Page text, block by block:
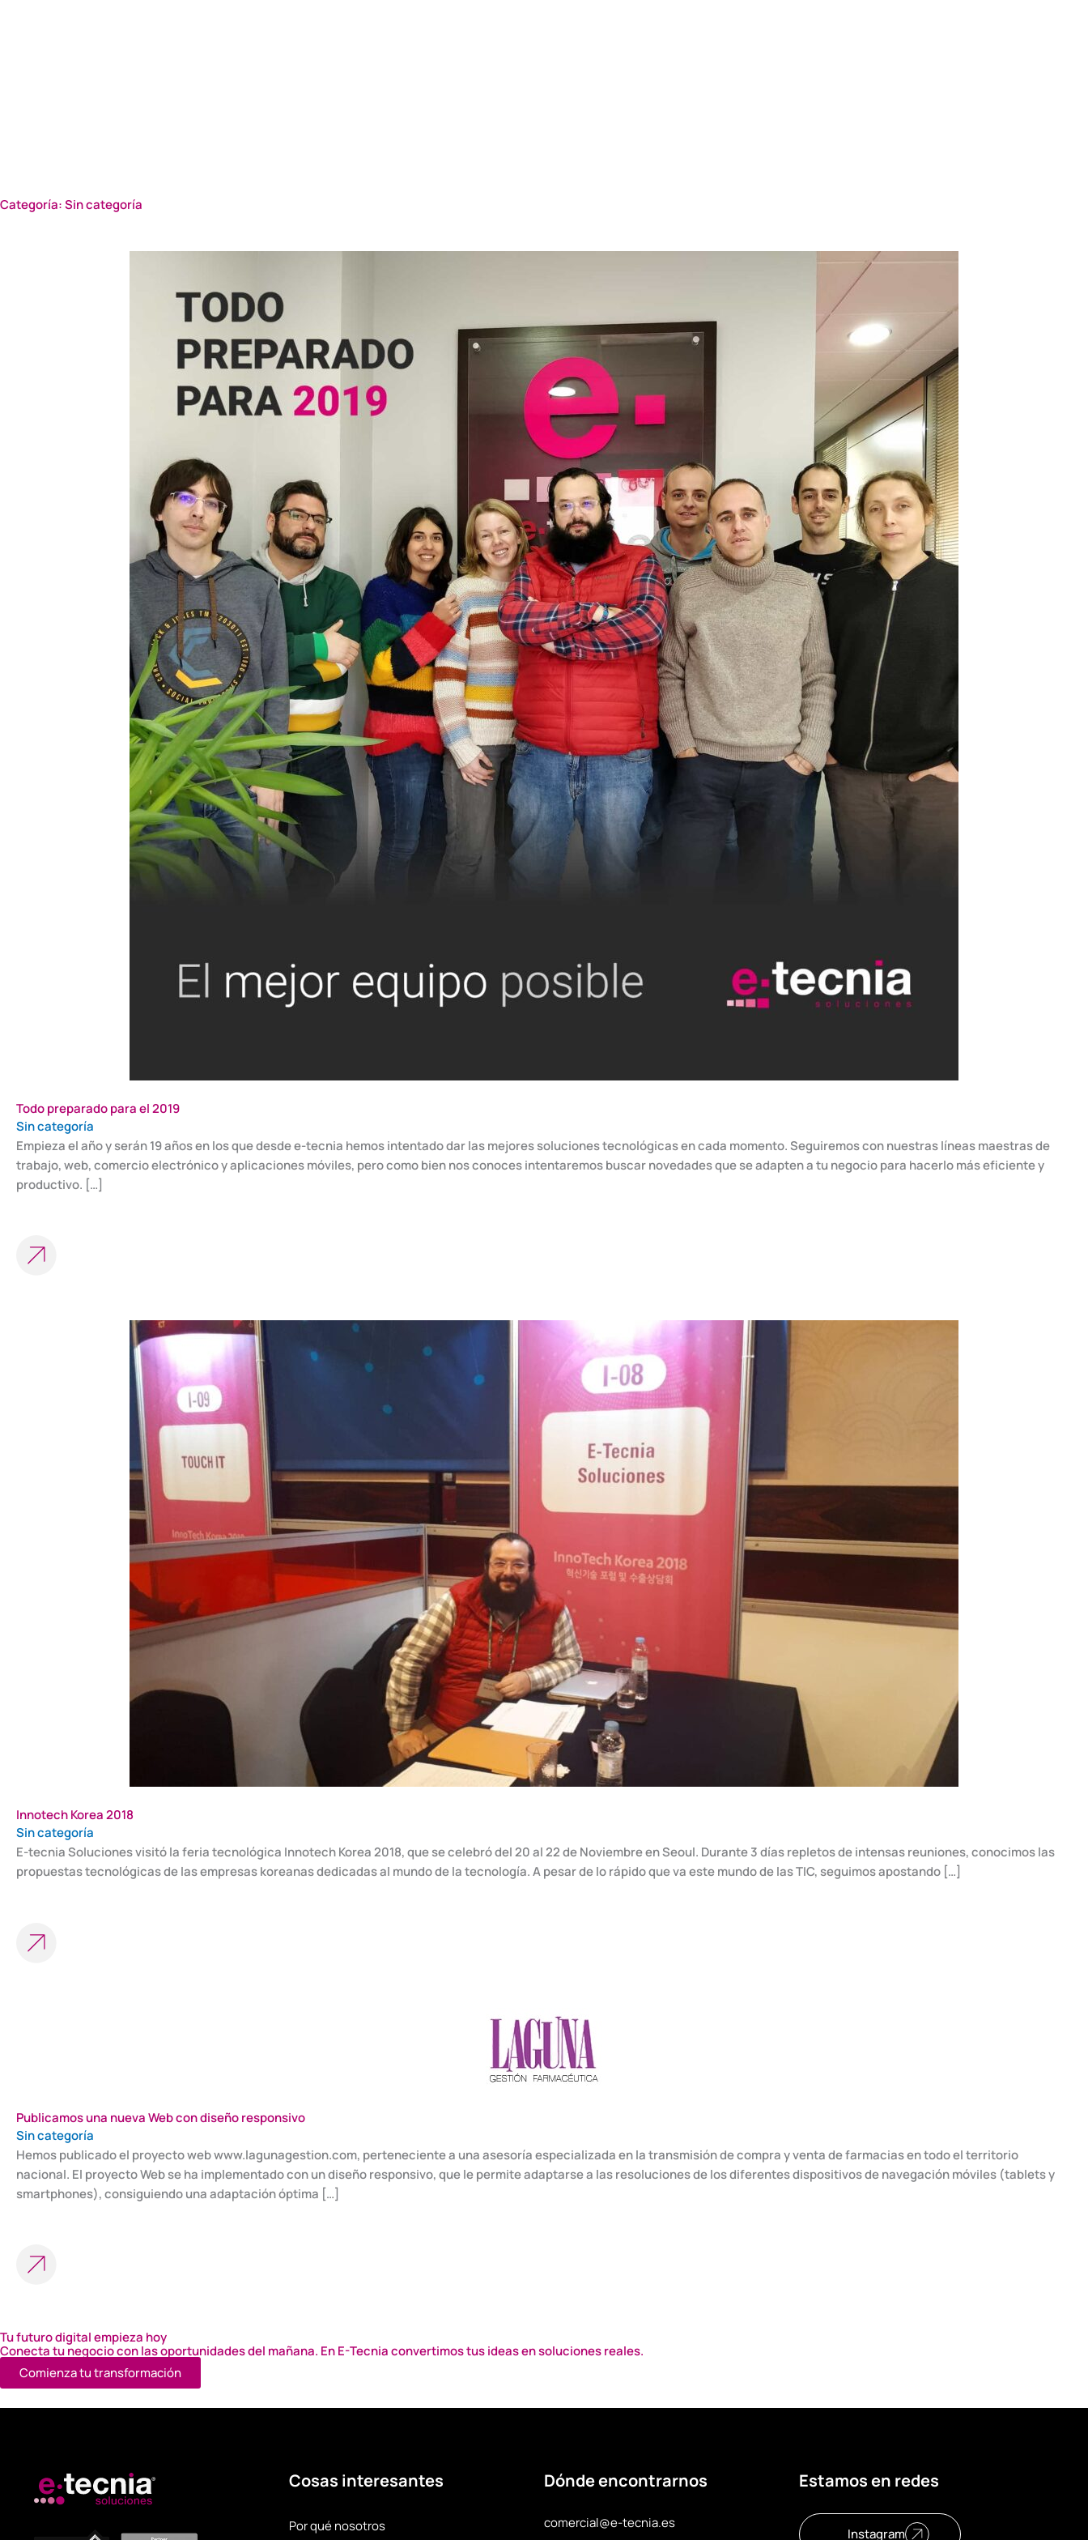
Categoría: Sin categoría
Todo preparado para el 2019
Sin categoría
Empieza el año y serán 19 años en los que desde e-tecnia hemos intentado dar las mejores soluciones tecnológicas en cada momento. Seguiremos con nuestras líneas maestras de
trabajo, web, comercio electrónico y aplicaciones móviles, pero como bien nos conoces intentaremos buscar novedades que se adapten a tu negocio para hacerlo más eficiente y
productivo. […]
Innotech Korea 2018
Sin categoría
E-tecnia Soluciones visitó la feria tecnológica Innotech Korea 2018, que se celebró del 20 al 22 de Noviembre en Seoul. Durante 3 días repletos de intensas reuniones, conocimos las
propuestas tecnológicas de las empresas koreanas dedicadas al mundo de la tecnología. A pesar de lo rápido que va este mundo de las TIC, seguimos apostando […]
Publicamos una nueva Web con diseño responsivo
Sin categoría
Hemos publicado el proyecto web www.lagunagestion.com, perteneciente a una asesoría especializada en la transmisión de compra y venta de farmacias en todo el territorio
nacional. El proyecto Web se ha implementado con un diseño responsivo, que le permite adaptarse a las resoluciones de los diferentes dispositivos de navegación móviles (tablets y
smartphones), consiguiendo una adaptación óptima […]
Tu futuro digital empieza hoy
Conecta tu negocio con las oportunidades del mañana. En E-Tecnia convertimos tus ideas en soluciones reales.
Comienza tu transformación
Cosas interesantes
Por qué nosotros
Dónde encontrarnos
comercial@e-tecnia.es
Estamos en redes
Instagram